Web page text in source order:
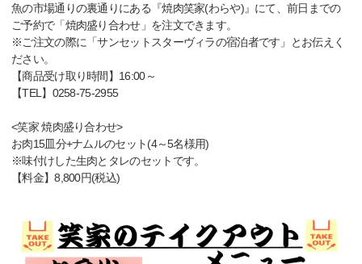
魚の市場通りの裏通りにある『焼肉笑家(わらや)』にて、前日までの
ご予約で「焼肉盛り合わせ」を注文できます。
※ご注文の際に「サンセットスターヴィラの宿泊者です」とお伝えく
ださい。
【商品受け取り時間】16:00～
【TEL】0258-75-2955
<笑家 焼肉盛り合わせ>
お肉15皿分+ナムルのセット(4～5名様用)
※味付けした生肉とタレのセットです。
【料金】8,800円(税込)